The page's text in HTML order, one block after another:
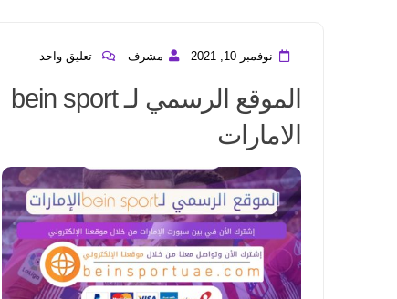
نوفمبر 10, 2021 مشرف تعليق واحد
الموقع الرسمي لـ bein sport
الامارات